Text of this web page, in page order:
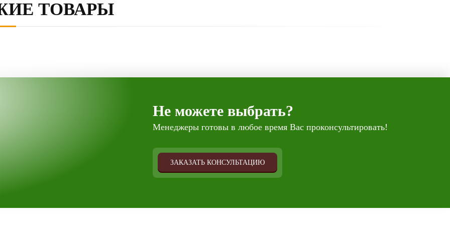
ТОВАРЫ
Не можете выбрать?
Менеджеры готовы в любое время Вас проконсультировать!
ЗАКАЗАТЬ КОНСУЛЬТАЦИЮ